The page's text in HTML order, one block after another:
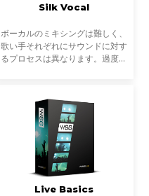
Silk Vocal
ボーカルのミキシングは難しく、
歌い手それぞれにサウンドに対す
るプロセスは異なります。過度な
まない要素も多く、それらを取り
除くには、時間と知識
Live Basics